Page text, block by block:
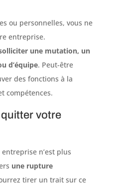
ou personnelles, vous ne
entreprise.
une mutation, un
d’équipe. Peut-être
des fonctions à la
compétences.
votre
n’est plus
une rupture
tirer un trait sur ce